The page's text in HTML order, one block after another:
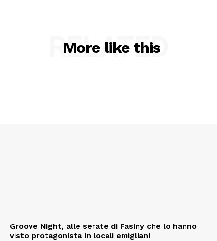
More like this
RELATED
Groove Night, alle serate di Fasiny che lo hanno
visto protagonista in locali emigliani